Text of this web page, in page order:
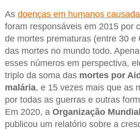
As doenças em humanos
foram responsáveis em 2015 por
de mortes prematuras (entre 30 e
das mortes no mundo todo.
esses números em perspectiva,
triplo da soma das mortes por
malária, e 15 vezes mais que as
por todas as guerras e outras
Em 2020, a Organização
publicou um relatório sobre a